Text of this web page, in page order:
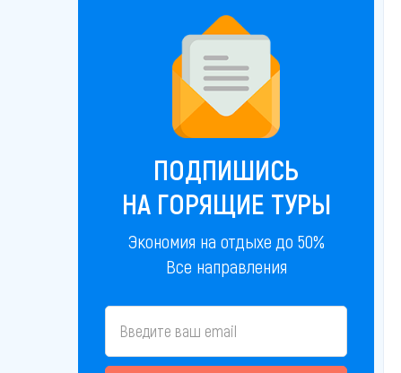
ПОДПИШИСЬ
НА ГОРЯЩИЕ ТУРЫ
Экономия на отдыхе до 50%
Все направления